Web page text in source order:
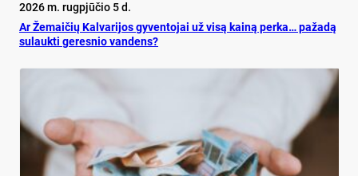
2026 m. rugpjūčio 5 d.
Ar Že­mai­čių Kal­va­ri­jos gy­ven­to­jai už vi­są kai­ną per­ka… pa­ža­dą
su­lauk­ti ge­res­nio van­dens?